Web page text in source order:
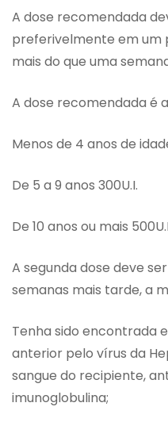
A dose recomendada
preferivelmente em um
mais do que uma
A dose recomendada é
Menos de 4 anos de
De 5 a 9 anos 300U.I.
De 10 anos ou mais
A segunda dose deve
semanas mais tarde, a
Tenha sido encontrada
anterior pelo vírus da
sangue do recipiente,
imunoglobulina;